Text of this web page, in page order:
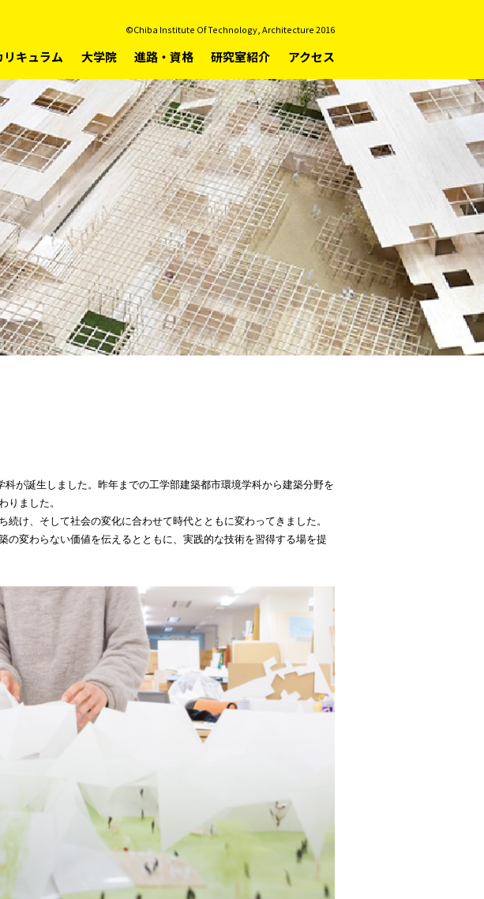
©Chiba Institute Of Technology, Architecture 2016
リキュラム 大学院 進路・資格 研究室紹介 アクセス
が誕生しました。昨年までの工学部建築都市環境学科から建築分野を
りました。
け、そして社会の変化に合わせて時代とともに変わってきました。
の変わらない価値を伝えるとともに、実践的な技術を習得する場を提